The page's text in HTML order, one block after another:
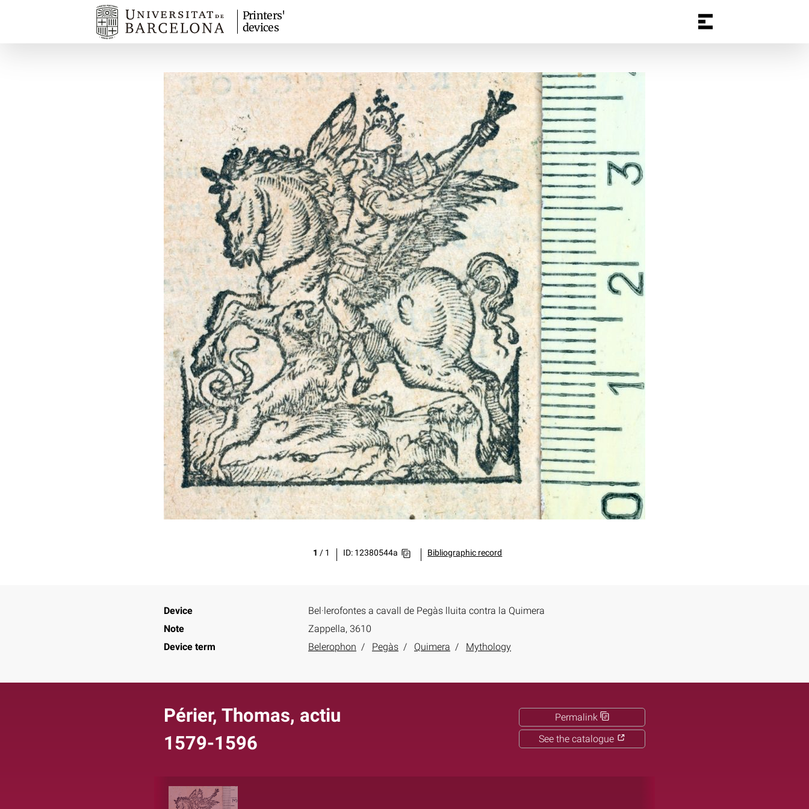
Printers'
devices
1 / 1 ID: 12380544a Bibliographic record
Device
Bel·lerofontes a cavall de Pegàs lluita contra la Quimera
Note
Zappella, 3610
Device term
Belerophon Pegàs Quimera Mythology
Périer, Thomas, actiu
1579-1596
Permalink
See the catalogue